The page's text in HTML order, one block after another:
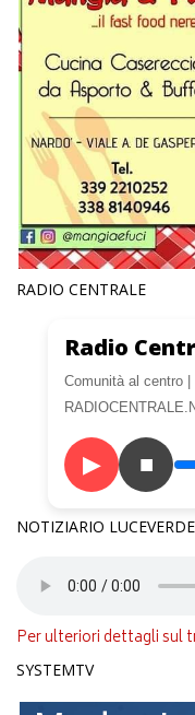
RADIO CENTRALE
Radio
Comunità al centro |
▶ ■
NOTIZIARIO
Per ulteriori dettagli sul
SYSTEMTV